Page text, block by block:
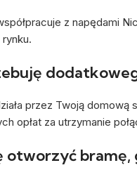
z napędami
przez Twoją domową
opłat za utrzymanie
otworzyć bramę,